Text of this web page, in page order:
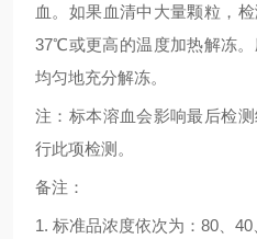
血。如果血清中大量颗粒，
37℃或更高的温度加热解冻
均匀地充分解冻。
注：标本溶血会影响最后检
行此项检测。
备注：
1. 标准品浓度依次为： 80 40